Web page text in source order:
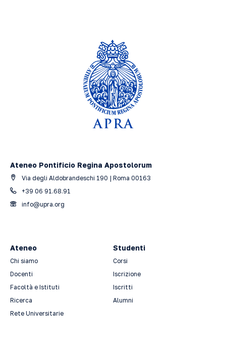
Ateneo Pontificio Regina Apostolorum
Via degli Aldobrandeschi 190 | Roma 00163
+39 06 91.68.91
info@upra.org
Ateneo
Chi siamo
Docenti
Facoltà e Istituti
Ricerca
Rete Universitarie
Studenti
Corsi
Iscrizione
Iscritti
Alumni